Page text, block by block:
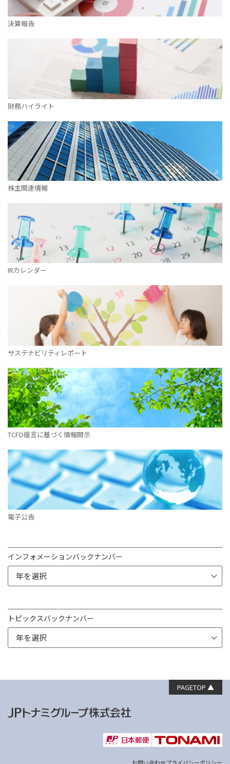
決算報告
財務ハイライト
株主関連情報
IRカレンダー
サステナビリティレポート
TCFD提言に基づく情報開示
電子公告
インフォメーションバックナンバー
トピックスバックナンバー
PAGETOP ▲